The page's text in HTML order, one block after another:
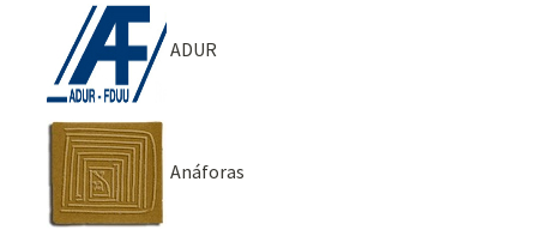
ADUR
Anáforas